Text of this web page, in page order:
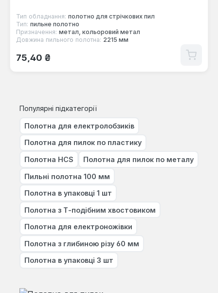
Тип обладнання: полотно для стрічкових пил
Тип: пильне полотно
Призначення: метал, кольоровий метал
Довжина пильного полотна: 2215 мм
Звичайна ціна:
75,40 ₴
Популярні підкатегорії
Полотна для електролобзиків
Полотна для пилок по пластику
Полотна HCS Полотна для пилок по металу
Пильні полотна 100 мм
Полотна в упаковці 1 шт
Полотна з Т-подібним хвостовиком
Полотна для електроножівки
Полотна з глибиною різу 60 мм
Полотна в упаковці 3 шт